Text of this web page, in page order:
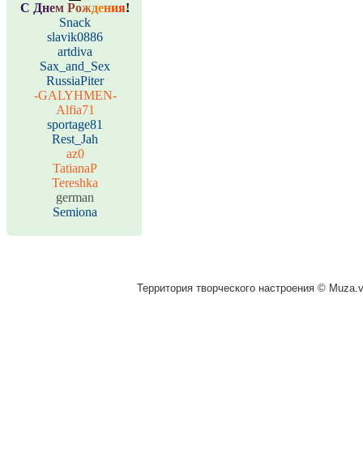
С Днем Рождения!
Snack
slavik0886
artdiva
Sax_and_Sex
RussiaPiter
-GALYHMEN-
Alfia71
sportage81
Rest_Jah
az0
TatianaP
Tereshka
german
Semiona
Территория творческого настроения ©